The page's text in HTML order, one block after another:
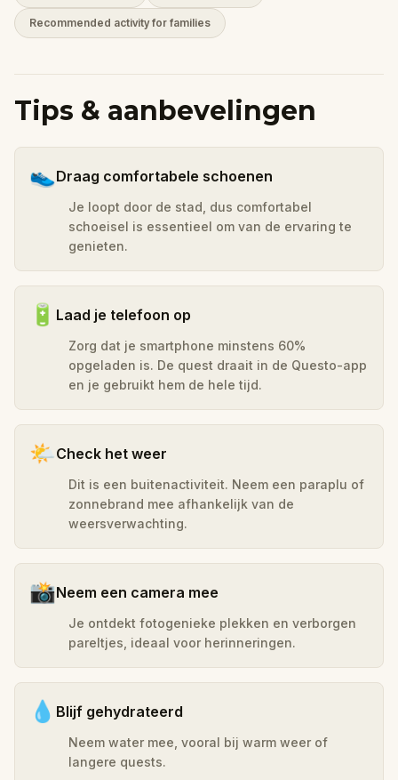
Recommended activity for families
Tips & aanbevelingen
👟Draag comfortabele schoenen
Je loopt door de stad, dus comfortabel
schoeisel is essentieel om van de ervaring te
genieten.
🔋 Laad je telefoon op
Zorg dat je smartphone minstens 60%
opgeladen is. De quest draait in de Questo-app
en je gebruikt hem de hele tijd.
🌤️Check het weer
Dit is een buitenactiviteit. Neem een paraplu of
zonnebrand mee afhankelijk van de
weersverwachting.
📸Neem een camera mee
Je ontdekt fotogenieke plekken en verborgen
pareltjes, ideaal voor herinneringen.
💧 Blijf gehydrateerd
Neem water mee, vooral bij warm weer of
langere quests.